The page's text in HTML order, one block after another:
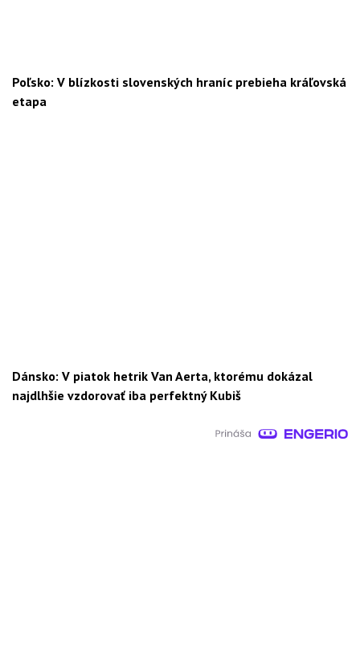
Poľsko: V blízkosti slovenských hraníc prebieha kráľovská
etapa
Dánsko: V piatok hetrik Van Aerta, ktorému dokázal
najdlhšie vzdorovať iba perfektný Kubiš